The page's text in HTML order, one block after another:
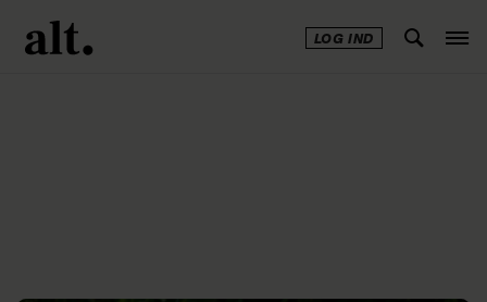
LOG IND